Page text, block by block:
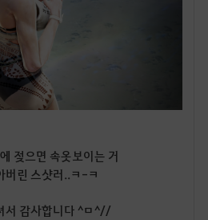
젖으면 속옷보이는 거
버린 스샷러..ㅋ-ㅋ
서 감사합니다 ^ㅁ^//